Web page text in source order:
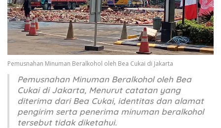
Pemusnahan Minuman Beralkohol oleh Bea Cukai di Jakarta
Pemusnahan Minuman Beralkohol oleh Bea
Cukai di Jakarta, Menurut catatan yang
diterima dari Bea Cukai, identitas dan alamat
pengirim serta penerima minuman beralkohol
tersebut tidak diketahui.